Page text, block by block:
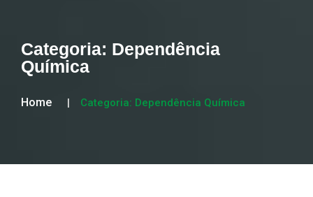
Categoria: Dependência
Química
Home Categoria: Dependência Química